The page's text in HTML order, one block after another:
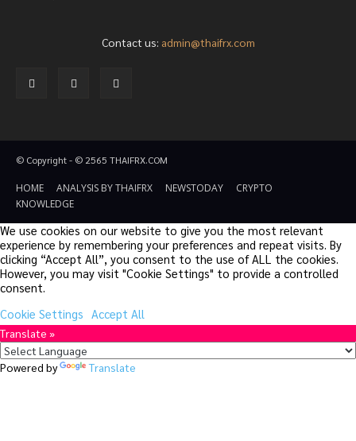
Contact us: admin@thaifrx.com
© Copyright - © 2565 THAIFRX.COM
HOME ANALYSIS BY THAIFRX NEWSTODAY
CRYPTO
KNOWLEDGE
We use cookies on our website to give you the most relevant
experience by remembering your preferences and repeat visits. By
clicking “Accept All”, you consent to the use of ALL the cookies.
However, you may visit "Cookie Settings" to provide a controlled
consent.
Cookie Settings Accept All
Translate »
Powered by Translate